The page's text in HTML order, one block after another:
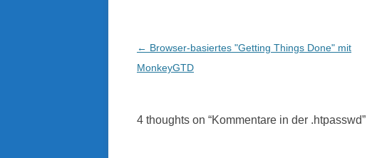
Post
navigation
← Browser-basiertes "Getting Things Done" mit
MonkeyGTD
4 thoughts on “Kommentare in der .htpasswd”